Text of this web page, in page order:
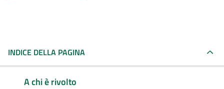
INDICE DELLA PAGINA
A chi è rivolto